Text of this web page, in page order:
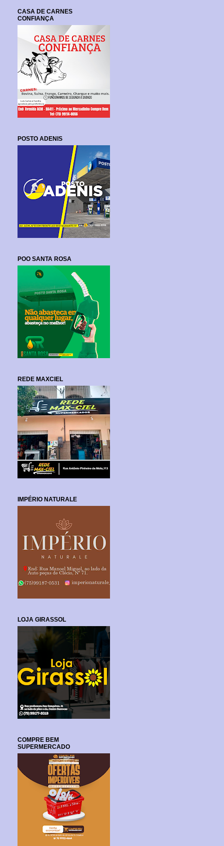
CASA DE CARNES
CONFIANÇA
POSTO ADENIS
POO SANTA ROSA
REDE MAXCIEL
IMPÉRIO NATURALE
LOJA GIRASSOL
COMPRE BEM
SUPERMERCADO